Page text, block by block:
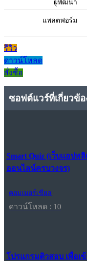
ผู้พัฒนา
แพลตฟอร์ม
รีวิว
ดาวน์โหลด
สั่งซื้อ
ซอฟต์แวร์ที่เกี่ยวข้อ
Smart Quiz (เว็บแอป
ออนไลน์ครบวงจร)
คอมเมอร์เชียล
ดาวน์โหลด : 10
โปรแกรมติวสอบ เพื่อเ